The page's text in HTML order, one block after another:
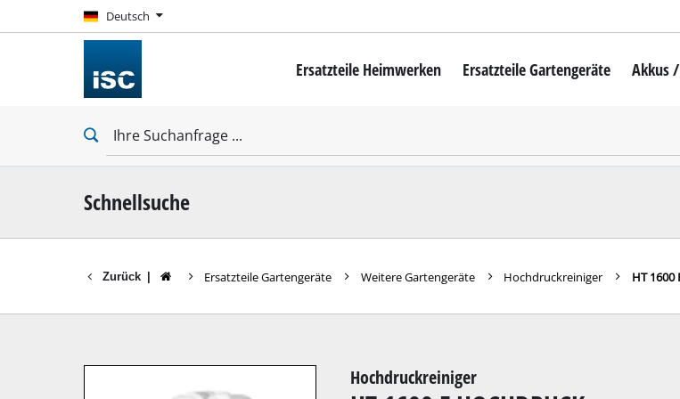
Deutsch
Deutsch
Ersatzteile Heimwerken
Mini-Schrauber
Schlagschrauber
Bohrhämmer
Abbruchhämmer
Stationäre Bohrmaschinen
Ersatzteile Gartengeräte
Akku-Rasenmäher
Elektro-Rasenmäher
Akku-Rasentrimmer
Elektro-Rasentrimmer
Akku-Sensen
Akkus
Schnellsuche
Zurück Ersatzteile Gartengeräte Weitere Gartengeräte Hochdruckreiniger HT 1600
Hochdruckreiniger